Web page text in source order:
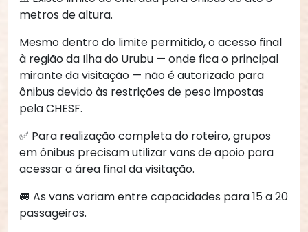
metros de altura.
Mesmo dentro do limite permitido, o acesso final
à região da Ilha do Urubu — onde fica o principal
mirante da visitação — não é autorizado para
ônibus devido às restrições de peso impostas
pela CHESF.
✅ Para realização completa do roteiro, grupos
em ônibus precisam utilizar vans de apoio para
acessar a área final da visitação.
🚐 As vans variam entre capacidades para 15 a 20
passageiros.